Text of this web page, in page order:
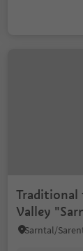
Traditional
Valley